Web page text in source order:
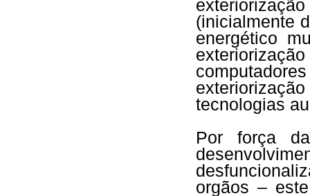
(inicialmente
energético
tecnologias
Por força
orgãos –